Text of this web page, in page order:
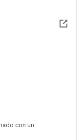
con un